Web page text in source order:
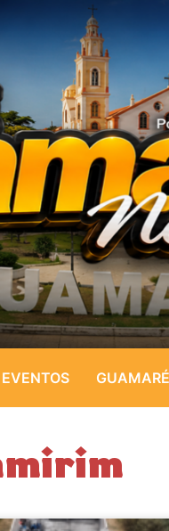
EVENTOS GUAMARÉ